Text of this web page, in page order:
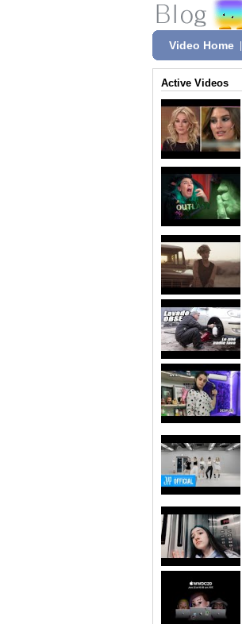
Video Home
Active Videos